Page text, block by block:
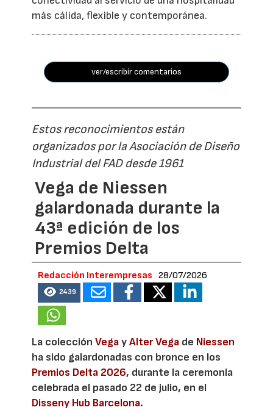
más cálida, flexible y contemporánea.
ver/escribir comentarios
Estos reconocimientos están
organizados por la Asociación de Diseño
Industrial del FAD desde 1961
Vega de Niessen
galardonada durante la
43ª edición de los
Premios Delta
Redacción Interempresas 28/07/2026
2439
La colecciónVegayAlter Vega de Niessen
ha sido galardonadas con bronce en los
Premios Delta 2026, durante la ceremonia
celebrada el pasado 22 de julio, en el
Disseny Hub Barcelona.